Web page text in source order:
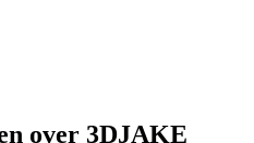
over 3DJAKE